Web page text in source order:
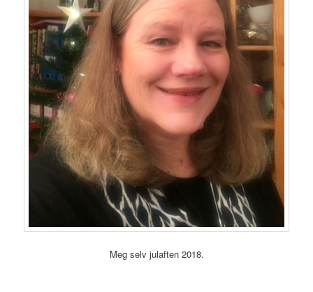
Meg selv julaften 2018.